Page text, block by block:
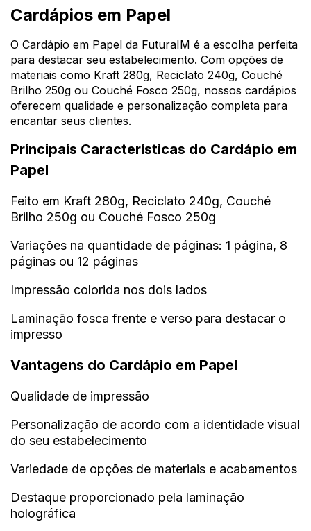
Cardápios em Papel
O Cardápio em Papel da FuturaIM é a escolha perfeita
para destacar seu estabelecimento. Com opções de
materiais como Kraft 280g, Reciclato 240g, Couché
Brilho 250g ou Couché Fosco 250g, nossos cardápios
oferecem qualidade e personalização completa para
encantar seus clientes.
Principais Características do Cardápio em
Papel
Feito em Kraft 280g, Reciclato 240g, Couché
Brilho 250g ou Couché Fosco 250g
Variações na quantidade de páginas: 1 página, 8
páginas ou 12 páginas
Impressão colorida nos dois lados
Laminação fosca frente e verso para destacar o
impresso
Vantagens do Cardápio em Papel
Qualidade de impressão
Personalização de acordo com a identidade visual
do seu estabelecimento
Variedade de opções de materiais e acabamentos
Destaque proporcionado pela laminação
holográfica